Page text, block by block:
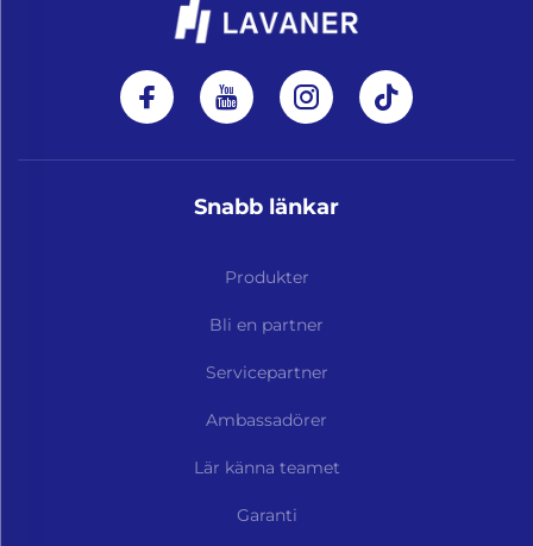
Snabb länkar
Produkter
Bli en partner
Servicepartner
Ambassadörer
Lär känna teamet
Garanti